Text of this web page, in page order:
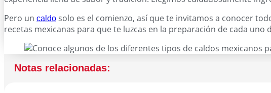
Pero un caldo solo es el comienzo, así que te invitamos a conocer
recetas mexicanas para que te luzcas en la preparación de cada
Notas relacionadas: